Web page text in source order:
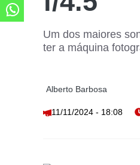
Um dos maiores
ter a máquina
Alberto Barbosa
11/11/2024 - 18:08